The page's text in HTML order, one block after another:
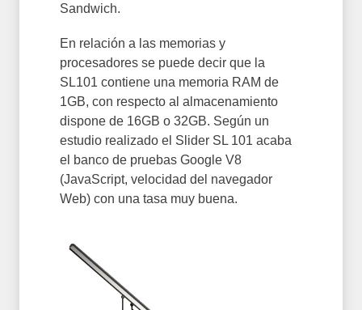
Sandwich.
En relación a las memorias y
procesadores se puede decir que la
SL101 contiene una memoria RAM de
1GB, con respecto al almacenamiento
dispone de 16GB o 32GB. Según un
estudio realizado el Slider SL 101 acaba
el banco de pruebas Google V8
(JavaScript, velocidad del navegador
Web) con una tasa muy buena.